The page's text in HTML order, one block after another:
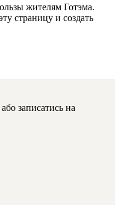
жителям Готэма.
страницу и создать
записатись на